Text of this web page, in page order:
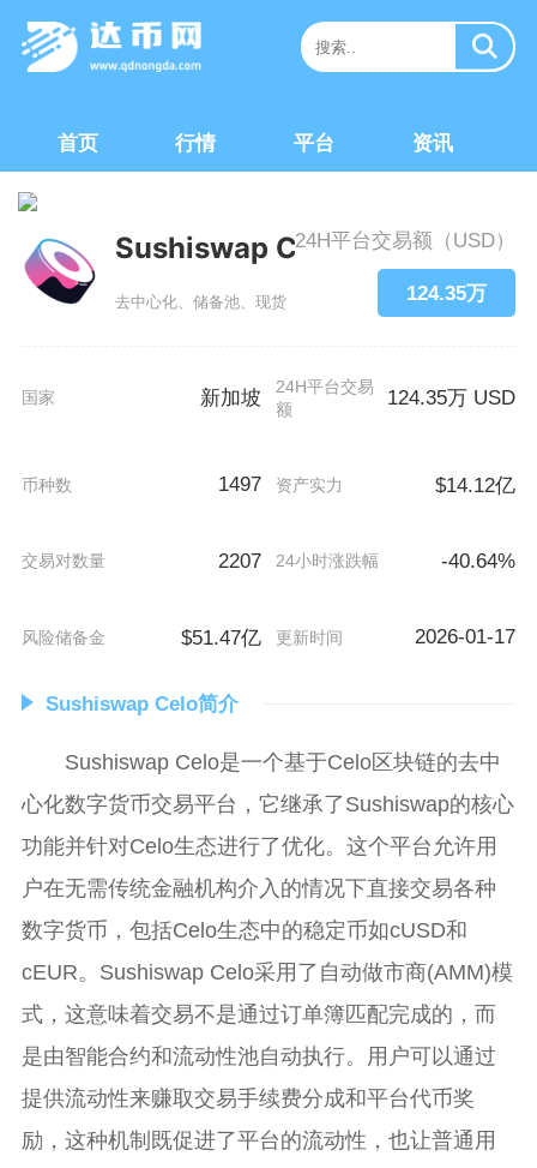
首页 行情 平台 资讯
Sushiswap Celo
去中心化、储备池、现货
24H平台交易额（USD）
124.35万
国家 新加坡
24H平台交易
额
124.35万 USD
币种数 1497 资产实力 $14.12亿
交易对数量 2207 24小时涨跌幅 -40.64%
风险储备金 $51.47亿 更新时间 2026-01-17
Sushiswap Celo简介
Sushiswap Celo是一个基于Celo区块链的去中
心化数字货币交易平台，它继承了Sushiswap的核心
功能并针对Celo生态进行了优化。这个平台允许用
户在无需传统金融机构介入的情况下直接交易各种
数字货币，包括Celo生态中的稳定币如cUSD和
cEUR。Sushiswap Celo采用了自动做市商(AMM)模
式，这意味着交易不是通过订单簿匹配完成的，而
是由智能合约和流动性池自动执行。用户可以通过
提供流动性来赚取交易手续费分成和平台代币奖
励，这种机制既促进了平台的流动性，也让普通用